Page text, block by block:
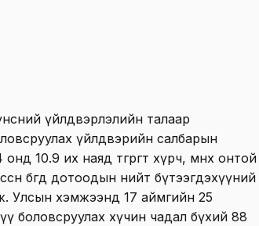
үйлдвэрлэлийн талаар
үйлдвэрийн салбарын
10.9 их наяд төгрөгт хүрч, өмнөх онтой
бөгөөд дотоодын нийт бүтээгдэхүүний
Улсын хэмжээнд 17 аймгийн 25
боловсруулах хүчин чадал бүхий 88